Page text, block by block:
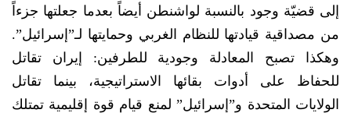
إلى قضيّة وجود بالنسبة لواشنطن أيضاً بعدما جعلتها جزءاً
من مصداقية قيادتها للنظام الغربي وحمايتها لـ”إسرائيل”.
وهكذا تصبح المعادلة وجودية للطرفين: إيران تقاتل
للحفاظ على أدوات بقائها الاستراتيجية، بينما تقاتل
الولايات المتحدة و”إسرائيل” لمنع قيام قوة إقليمية تمتلك